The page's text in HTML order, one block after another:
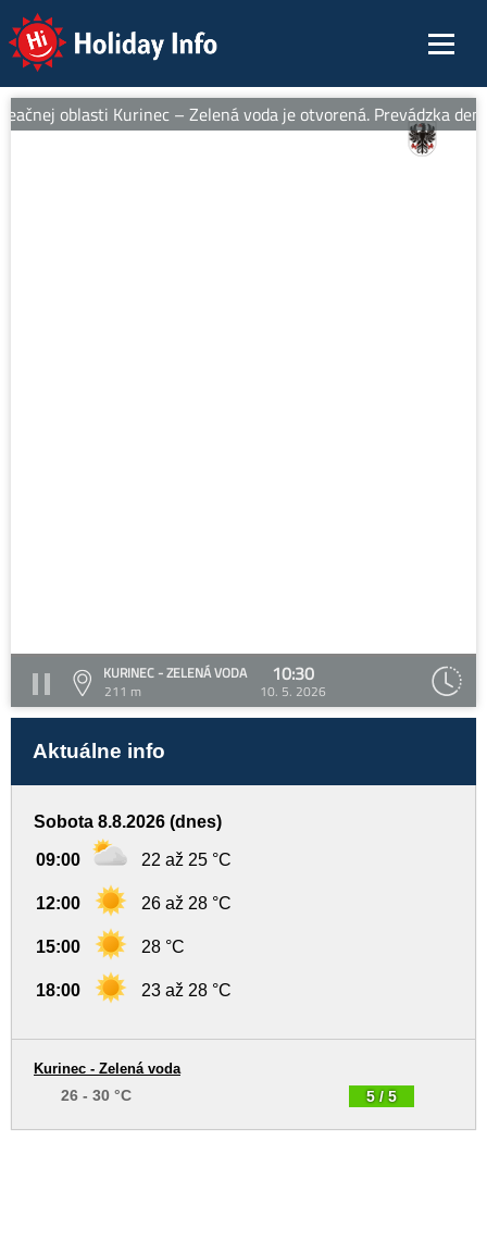
Holiday Info
oblasti Kurinec – Zelená voda je otvorená. Prevádzka
KURINEC - ZELENÁ VODA
211 m
10:30
10. 5. 2026
Aktuálne info
Sobota 8.8.2026 (dnes)
09:00 22 až 25 °C
12:00 26 až 28 °C
15:00 28 °C
18:00 23 až 28 °C
5 / 5
Kurinec - Zelená voda
26 - 30 °C